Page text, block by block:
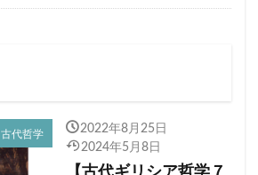
古代哲学
2022年8月25日
2024年5月8日